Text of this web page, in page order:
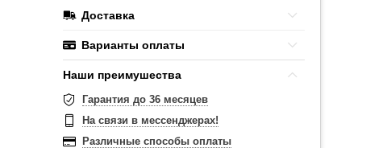
Доставка
Варианты оплаты
Наши преимушества
Гарантия до 36 месяцев
На связи в мессенджерах!
Различные способы оплаты